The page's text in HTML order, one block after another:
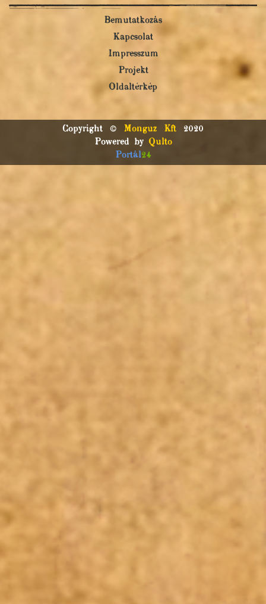
Bemutatkozás
Kapcsolat
Impresszum
Projekt
Oldaltérkép
Copyright © Monguz Kft 2020
Powered by Qulto
Portál24